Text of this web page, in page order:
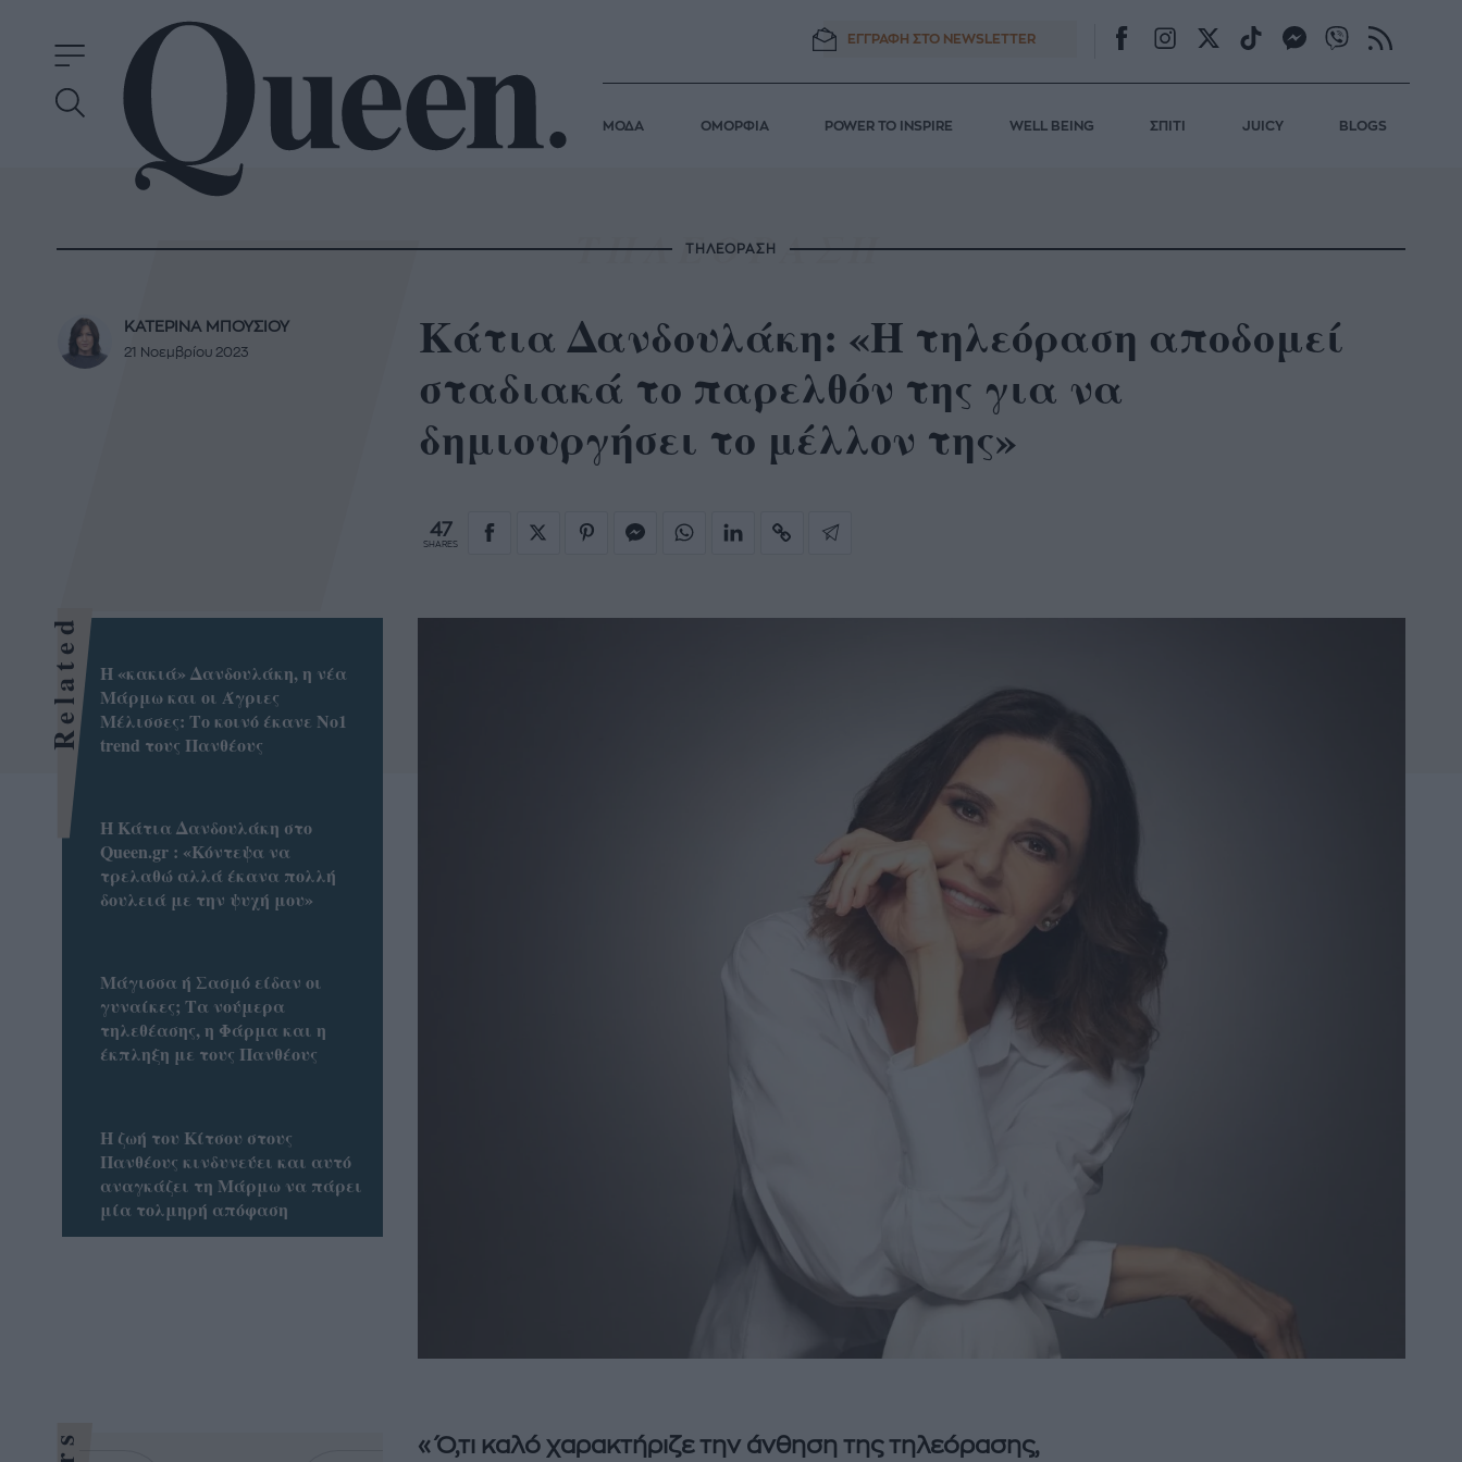
ΕΓΓΡΑΦΗ ΣΤΟ NEWSLETTER
ΜΟΔΑ ΟΜΟΡΦΙΑ POWER TO INSPIRE WELL BEING ΣΠΙΤΙ JUICY BLOGS
ΤΗΛΕΟΡΑΣΗ
Κάτια Δανδουλάκη: «Η τηλεόραση αποδομεί
σταδιακά το παρελθόν της για να
δημιουργήσει το μέλλον της»
47
SHARES
ΚΑΤΕΡΙΝΑ ΜΠΟΥΣΙΟΥ
21 Νοεμβρίου 2023
« Ό,τι καλό χαρακτήριζε την άνθηση της τηλεόρασης,
Related
Η «κακιά» Δανδουλάκη, η νέα
Μάρμω και οι Άγριες
Μέλισσες: Το κοινό έκανε No1
trend τους Πανθέους
Η Κάτια Δανδουλάκη στο
Queen.gr : «Κόντεψα να
τρελαθώ αλλά έκανα πολλή
δουλειά με την ψυχή μου»
Μάγισσα ή Σασμό είδαν οι
γυναίκες; Τα νούμερα
τηλεθέασης, η Φάρμα και η
έκπληξη με τους Πανθέους
Η ζωή του Κίτσου στους
Πανθέους κινδυνεύει και αυτό
αναγκάζει τη Μάρμω να πάρει
μία τολμηρή απόφαση